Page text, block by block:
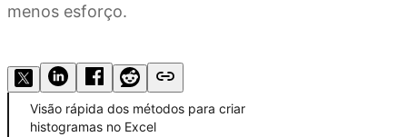
menos esforço.
Visão rápida dos métodos para criar
histogramas no Excel